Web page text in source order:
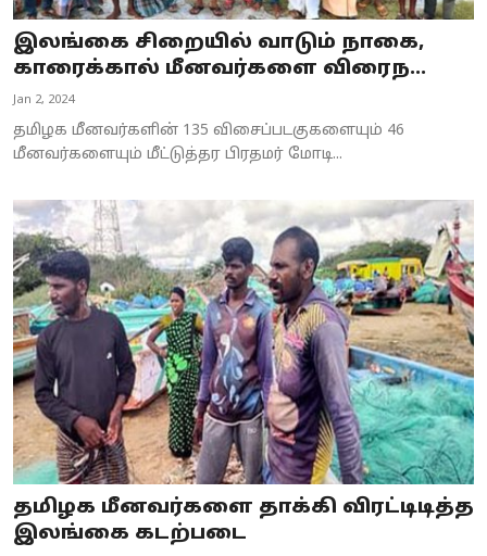
இலங்கை சிறையில் வாடும் நாகை,
காரைக்கால் மீனவர்களை விரைந...
Jan 2, 2024
தமிழக மீனவர்களின் 135 விசைப்படகுகளையும் 46
மீனவர்களையும் மீட்டுத்தர பிரதமர் மோடி...
தமிழக மீனவர்களை தாக்கி விரட்டிடித்த
இலங்கை கடற்படை